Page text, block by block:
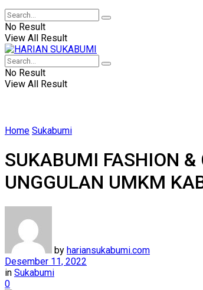
No Result
View All Result
No Result
View All Result
Home Sukabumi
SUKABUMI FASHION
UNGGULAN UMKM
by hariansukabumi.com
Desember 11, 2022
in Sukabumi
0